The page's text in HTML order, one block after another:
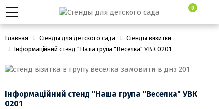
0
Главная Стенды для детского сада
Стенды визитки
Інформаційний стенд "Наша група "Веселка" УВК 0201
Інформаційний стенд "Наша група "Веселка" УВК
0201